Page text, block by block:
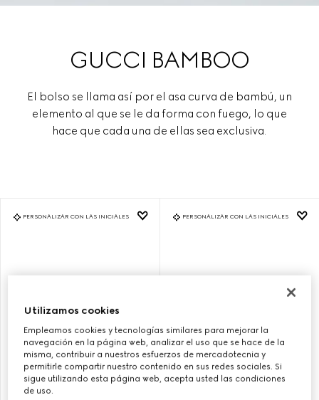
GUCCI BAMBOO
El bolso se llama así por el asa curva de bambú, un
elemento al que se le da forma con fuego, lo que
hace que cada una de ellas sea exclusiva.
PERSONALIZAR CON LAS INICIALES
BOLSO GUCCI BAMBOO 1947
PERSONALIZAR CON LAS INICIALES
Utilizamos cookies
Empleamos cookies y tecnologías similares para mejorar la
navegación en la página web, analizar el uso que se hace de la
misma, contribuir a nuestros esfuerzos de mercadotecnia y
permitirle compartir nuestro contenido en sus redes sociales. Si
sigue utilizando esta página web, acepta usted las condiciones
de uso.